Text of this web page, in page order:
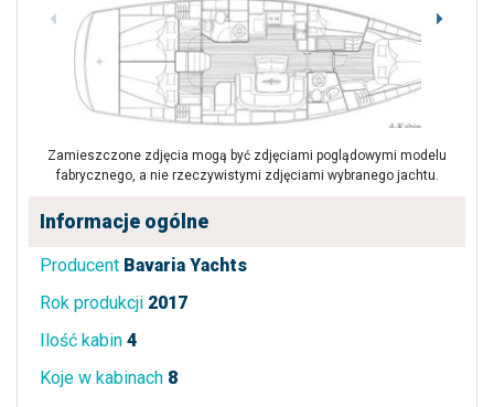
Zamieszczone zdjęcia mogą być zdjęciami poglądowymi modelu
fabrycznego, a nie rzeczywistymi zdjęciami wybranego jachtu.
Informacje ogólne
Producent Bavaria Yachts
Rok produkcji 2017
Ilość kabin 4
Koje w kabinach 8